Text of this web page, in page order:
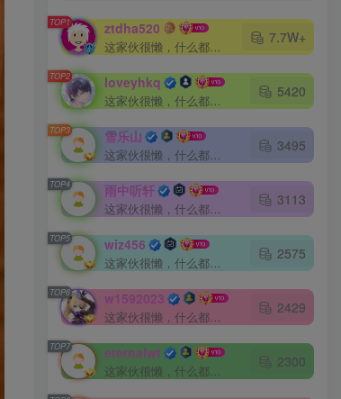
TOP1 ztdha520
这家伙很懒，什么都没有写...
7.7W+
TOP2 loveyhkq
这家伙很懒，什么都没有写...
5420
TOP3 雪乐山
这家伙很懒，什么都没有写...
3495
TOP4 雨中听轩
这家伙很懒，什么都没有写...
3113
TOP5 wiz456
这家伙很懒，什么都没有写...
2575
TOP6 w1592023
这家伙很懒，什么都没有写...
2429
TOP7 eternalwt
这家伙很懒，什么都没有写...
2300